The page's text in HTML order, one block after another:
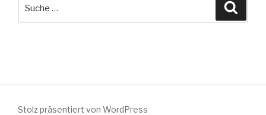
Stolz präsentiert von WordPress